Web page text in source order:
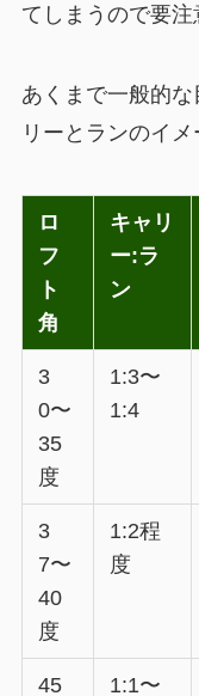
てしまうので要注
あくまで一般的
リーとランのイメ
ロ
フ
ト
角
キャリ
ー:ラ
ン
3
0〜
35
度
1:3〜
1:4
3
7〜
40
度
1:2程
度
45 1:1〜